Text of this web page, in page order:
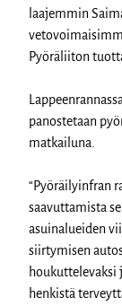
laajemmin
Pyöräliiton
panostetaan
matkailuna.
“Pyöräilyinfran
saavuttamista
asuinalueiden
siirtymisen
houkuttelevaksi
henkistä